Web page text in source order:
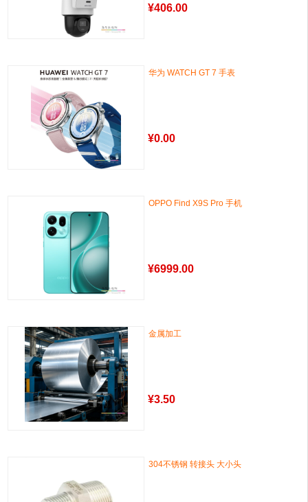
¥406.00
华为 WATCH GT 7 手表
¥0.00
OPPO Find X9S Pro 手机
¥6999.00
金属加工
¥3.50
304不锈钢 转接头 大小头